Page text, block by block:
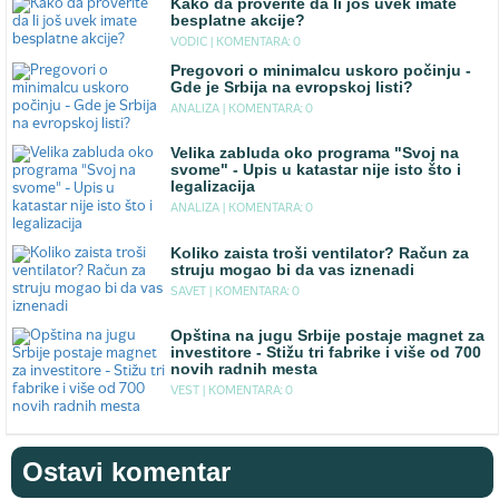
besplatne akcije?
VODIC | KOMENTARA: 0
Pregovori o minimalcu uskoro počinju -
Gde je Srbija na evropskoj listi?
ANALIZA | KOMENTARA: 0
Velika zabluda oko programa "Svoj na
svome" - Upis u katastar nije isto što i
legalizacija
ANALIZA | KOMENTARA: 0
Koliko zaista troši ventilator? Račun za
struju mogao bi da vas iznenadi
SAVET | KOMENTARA: 0
Opština na jugu Srbije postaje magnet za
investitore - Stižu tri fabrike i više od 700
novih radnih mesta
VEST | KOMENTARA: 0
Ostavi komentar